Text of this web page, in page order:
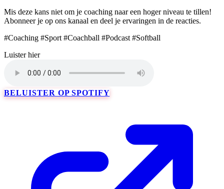
Mis deze kans niet om je coaching naar een hoger niveau te tillen!
Abonneer je op ons kanaal en deel je ervaringen in de reacties.
#Coaching #Sport #Coachball #Podcast #Softball
Luister hier
BELUISTER OP SPOTIFY